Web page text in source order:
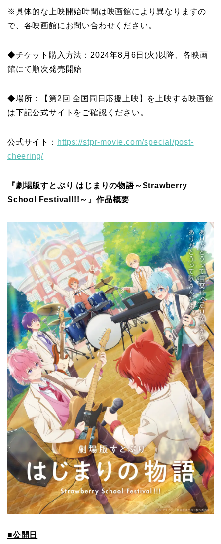
※具体的な上映開始時間は映画館により異なりますの
で、各映画館にお問い合わせください。
◆チケット購入方法：2024年8月6日(火)以降、各映画
館にて順次発売開始
◆場所：【第2回 全国同日応援上映】を上映する映画館
は下記公式サイトをご確認ください。
公式サイト： https://stpr-movie.com/special/post-
cheering/
『劇場版すとぷり はじまりの物語～Strawberry
School Festival!!!～』作品概要
■公開日